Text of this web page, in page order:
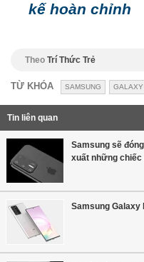
kế hoàn chỉnh
Theo Trí Thức Trẻ
TỪ KHÓA SAMSUNG
Tin liên quan
Samsung sẽ
xuất những chiếc
Samsung Galaxy